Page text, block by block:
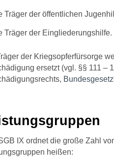
Träger der öffentlichen
Träger der Eingliederungshilfe.
der Kriegsopferfürsorge
ersetzt (vgl. §§ 111 –
IX ordnet die große Zahl
heißen: